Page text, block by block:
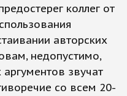
коллег от
авторских
недопустимо,
звучат
со всем 20-